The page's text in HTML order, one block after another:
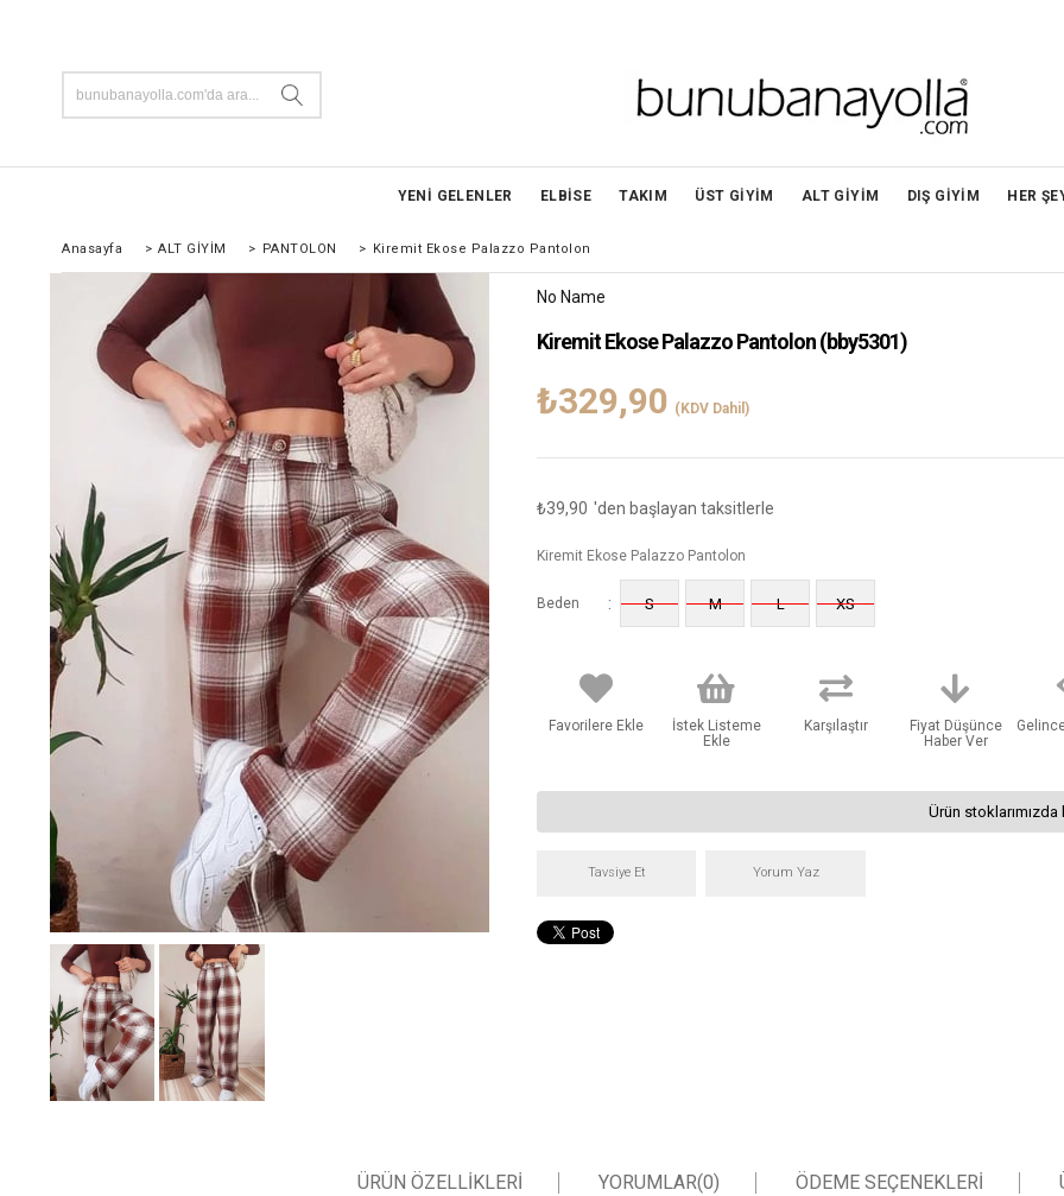
YENİ GELENLER ELBİSE TAKIM ÜST GİYİM ALT GİYİM DIŞ GİYİM HER
Anasayfa > ALT GİYİM > PANTOLON > Kiremit Ekose Palazzo Pantolon
No Name
Kiremit Ekose Palazzo Pantolon(bby5301)
₺329,90 (KDV Dahil)
₺39,90 'den başlayan taksitlerle
Kiremit Ekose Palazzo Pantolon
Beden : S M L XS
Favorilere Ekle
İstek Listeme
Ekle
Karşılaştır
Fiyat Düşünce
Haber Ver
Ürün stoklarımızda
Tavsiye Et Yorum Yaz
ÜRÜN ÖZELLIKLERI YORUMLAR(0) ÖDEME SEÇENEKLERI